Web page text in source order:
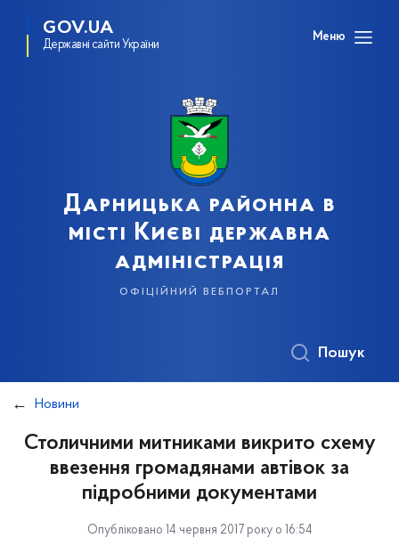
GOV.UA
Державні сайти України
Меню
Дарницька районна в
місті Києві державна
адміністрація
офіційний вебпортал
Пошук
Новини
Столичними митниками викрито схему
ввезення громадянами автівок за
підробними документами
Опубліковано 14 червня 2017 року о 16:54